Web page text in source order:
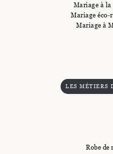
Mariage à la
Mariage éco-
Mariage à
LES MÉTIERS
Robe de